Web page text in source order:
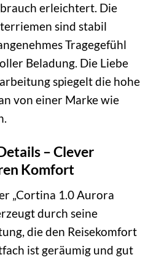
erleichtert. Die
sind stabil
Tragegefühl
Beladung. Die Liebe
spiegelt die hohe
von einer Marke wie
– Clever
Komfort
„Cortina 1.0 Aurora
durch seine
die den Reisekomfort
ist geräumig und gut